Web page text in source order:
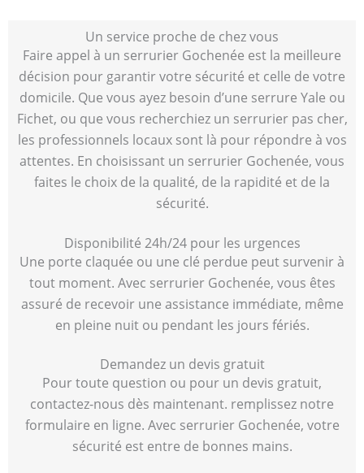
Un service proche de chez vous
Faire appel à un serrurier Gochenée est la meilleure
décision pour garantir votre sécurité et celle de votre
domicile. Que vous ayez besoin d’une serrure Yale ou
Fichet, ou que vous recherchiez un serrurier pas cher,
les professionnels locaux sont là pour répondre à vos
attentes. En choisissant un serrurier Gochenée, vous
faites le choix de la qualité, de la rapidité et de la
sécurité.
Disponibilité 24h/24 pour les urgences
Une porte claquée ou une clé perdue peut survenir à
tout moment. Avec serrurier Gochenée, vous êtes
assuré de recevoir une assistance immédiate, même
en pleine nuit ou pendant les jours fériés.
Demandez un devis gratuit
Pour toute question ou pour un devis gratuit,
contactez-nous dès maintenant. remplissez notre
formulaire en ligne. Avec serrurier Gochenée, votre
sécurité est entre de bonnes mains.